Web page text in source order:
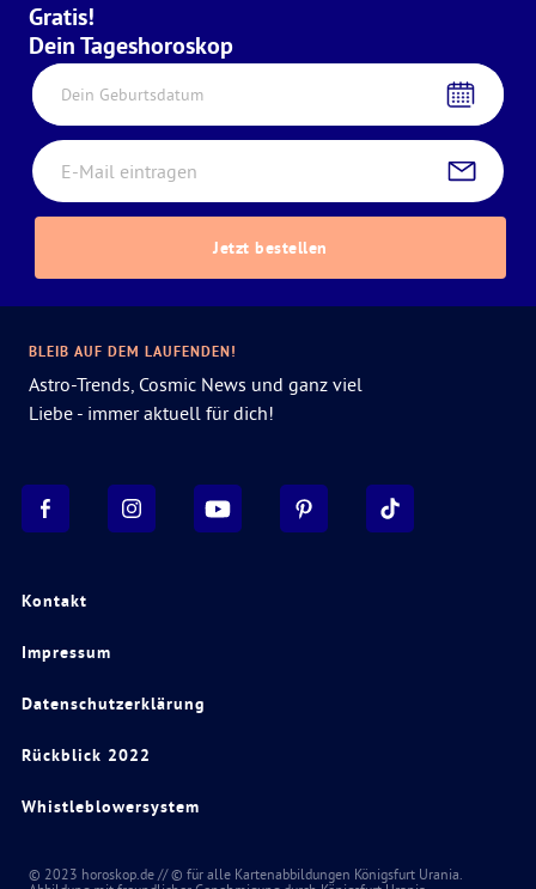
Gratis!
Dein Tageshoroskop
Dein Geburtsdatum
Jetzt bestellen
Kontakt
Impressum
Datenschutzerklärung
Rückblick 2022
Whistleblowersystem
BLEIB AUF DEM LAUFENDEN!
Astro-Trends, Cosmic News und ganz viel
Liebe - immer aktuell für dich!
© 2023 horoskop.de // © für alle Kartenabbildungen Königsfurt Urania.